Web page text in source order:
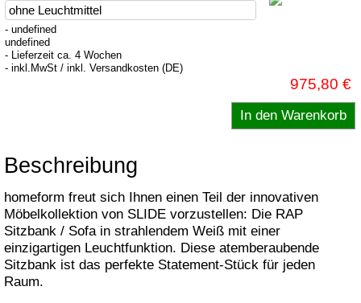
- undefined
undefined
- Lieferzeit ca. 4 Wochen
- inkl.MwSt / inkl. Versandkosten (DE)
975,80 €
Beschreibung
homeform freut sich Ihnen einen Teil der innovativen
Möbelkollektion von SLIDE vorzustellen: Die RAP
Sitzbank / Sofa in strahlendem Weiß mit einer
einzigartigen Leuchtfunktion. Diese atemberaubende
Sitzbank ist das perfekte Statement-Stück für jeden
Raum.